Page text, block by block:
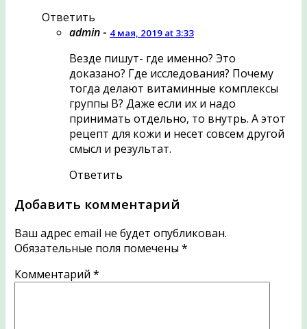
Ответить
admin - 4 мая, 2019 at 3:33
Везде пишут- где именно? Это
доказано? Где исследования? Почему
тогда делают витаминные комплексы
группы В? Даже если их и надо
принимать отдельно, то внутрь. А этот
рецепт для кожи и несет совсем другой
смысл и результат.
Ответить
Добавить комментарий
Ваш адрес email не будет опубликован.
Обязательные поля помечены *
Комментарий *